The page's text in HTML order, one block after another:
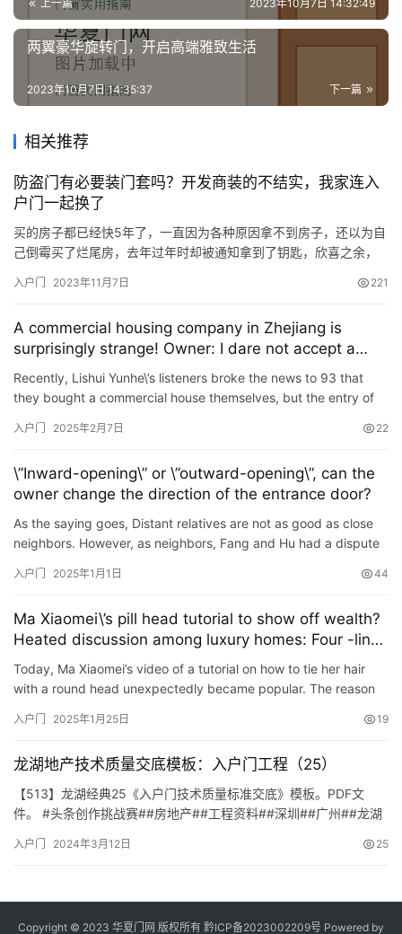
上一篇 2023年10月7日 14:32:49
两翼豪华旋转门，开启高端雅致生活
下一篇
2023年10月7日 14:35:37
相关推荐
防盗门有必要装门套吗？开发商装的不结实，我家连入
户门一起换了
买的房子都已经快5年了，一直因为各种原因拿不到房子，还以为自
己倒霉买了烂尾房，去年过年时却被通知拿到了钥匙，欣喜之余，
盗门门套的时候，设计师说这防盗门必须包门套，可是防盗门不是
户的防盗门一般是开发商安装的，本身带有与门相同材质的门套，
但设计师…
入户门 2023年11月7日 221
A commercial housing company in Zhejiang is
surprisingly strange! Owner: I dare not accept a
house at all
Recently, Lishui Yunhe\’s listeners broke the news to 93 that
they bought a commercial house themselves, but the entry of
入户门 2025年2月7日 22
\”Inward-opening\” or \”outward-opening\”, can the
owner change the direction of the entrance door?
As the saying goes, Distant relatives are not as good as close
neighbors. However, as neighbors, Fang and Hu had a dispute
入户门 2025年1月1日 44
Ma Xiaomei\’s pill head tutorial to show off wealth?
Heated discussion among luxury homes: Four -line
houses in the household door!
Today, Ma Xiaomei’s video of a tutorial on how to tie her hair
with a round head unexpectedly became popular. The reason
入户门 2025年1月25日 19
龙湖地产技术质量交底模板：入户门工程（25）
【513】龙湖经典25《入户门技术质量标准交底》模板。PDF文
件。 #头条创作挑战赛##房地产##工程资料##深圳##广州##龙湖
入户门 2024年3月12日 25
Copyright © 2023 华夏门网 版权所有 黔ICP备2023002209号 Powered by